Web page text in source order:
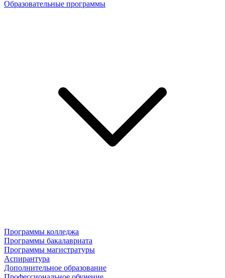
Образовательные программы
Программы колледжа
Программы бакалавриата
Программы магистратуры
Аспирантура
Дополнительное образование